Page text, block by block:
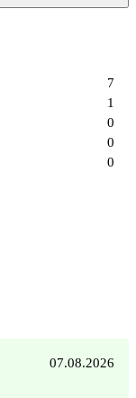
0
0
0
1
7
07.08.2026